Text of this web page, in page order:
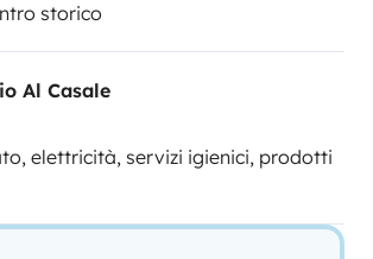
storico
Al Casale
elettricità, servizi igienici, prodotti